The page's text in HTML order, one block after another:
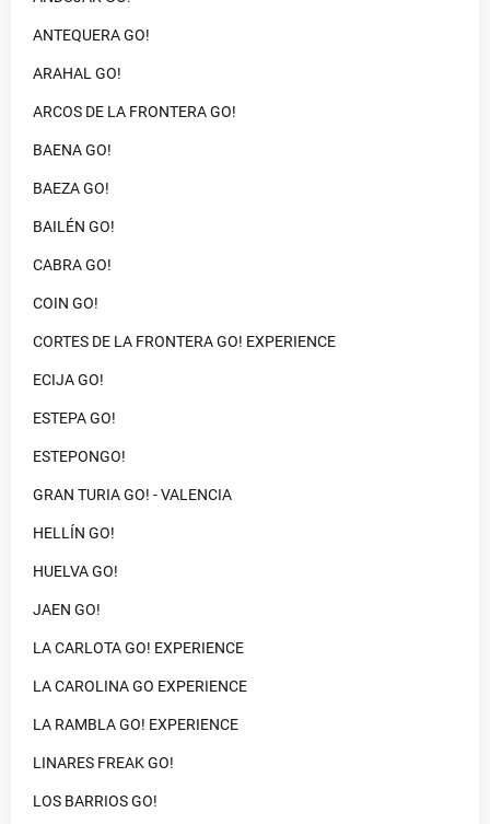
ANTEQUERA GO!
ARAHAL GO!
ARCOS DE LA FRONTERA GO!
BAENA GO!
BAEZA GO!
BAILÉN GO!
CABRA GO!
COIN GO!
CORTES DE LA FRONTERA GO! EXPERIENCE
ECIJA GO!
ESTEPA GO!
ESTEPONGO!
GRAN TURIA GO! - VALENCIA
HELLÍN GO!
HUELVA GO!
JAEN GO!
LA CARLOTA GO! EXPERIENCE
LA CAROLINA GO EXPERIENCE
LA RAMBLA GO! EXPERIENCE
LINARES FREAK GO!
LOS BARRIOS GO!